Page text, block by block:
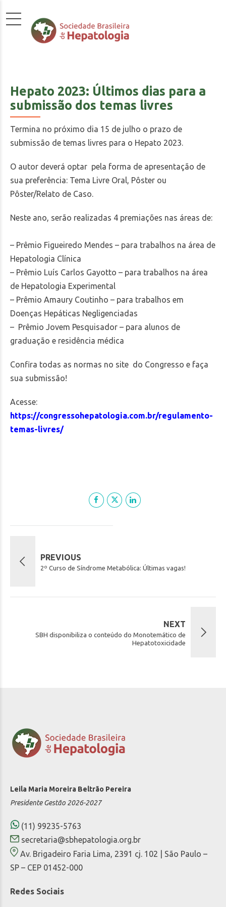
Hepato 2023: Últimos dias para a
submissão dos temas livres
Termina no próximo dia 15 de julho o prazo de
submissão de temas livres para o Hepato 2023.
O autor deverá optar pela forma de apresentação de
sua preferência: Tema Livre Oral, Pôster ou
Pôster/Relato de Caso.
Neste ano, serão realizadas 4 premiações nas áreas de:
– Prêmio Figueiredo Mendes – para trabalhos na área de
Hepatologia Clínica
– Prêmio Luís Carlos Gayotto – para trabalhos na área
de Hepatologia Experimental
– Prêmio Amaury Coutinho – para trabalhos em
Doenças Hepáticas Negligenciadas
– Prêmio Jovem Pesquisador – para alunos de
graduação e residência médica
Confira todas as normas no site do Congresso e faça
sua submissão!
Acesse:
https://congressohepatologia.com.br/regulamento-
temas-livres/
PREVIOUS
2º Curso de Síndrome Metabólica: Últimas vagas!
NEXT
SBH disponibiliza o conteúdo do Monotemático de
Hepatotoxicidade
Leila Maria Moreira Beltrão Pereira
Presidente Gestão 2026-2027
(11) 99235-5763
secretaria@sbhepatologia.org.br
Av. Brigadeiro Faria Lima, 2391 cj. 102 | São Paulo –
SP – CEP 01452-000
Redes Sociais